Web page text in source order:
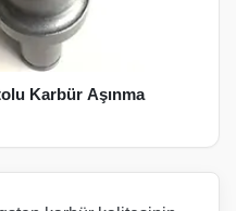
Karbür Aşınma